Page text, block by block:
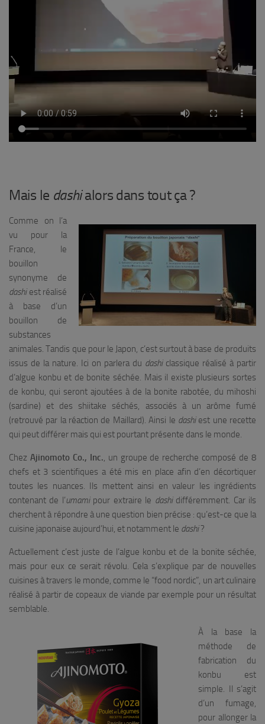
Mais le dashialors dans tout ça ?
Comme on l’a
vu pour la
France, le
bouillon
synonyme de
dashiest réalisé
à base d’un
bouillon de
substances
animales. Tandis que pour le Japon, c’est surtout à base de produits
issus de la nature. Ici on parlera du dashiclassique réalisé à partir
d’algue konbu et de bonite séchée. Mais il existe plusieurs sortes
de konbu, qui seront ajoutées à de la bonite rabotée, du mihoshi
(sardine) et des shiitake séchés, associés à un arôme fumé
(retrouvé par la réaction de Maillard). Ainsi le dashiest une recette
qui peut différer mais qui est pourtant présente dans le monde.
Chez Ajinomoto Co., Inc. , un groupe de recherche composé de 8
chefs et 3 scientifiques a été mis en place afin d’en décortiquer
toutes les nuances. Ils mettent ainsi en valeur les ingrédients
contenant de l’umamipour extraire le dashidifféremment. Car ils
cherchent à répondre à une question bien précise : qu’est-ce que la
cuisine japonaise aujourd’hui, et notamment le dashi?
Actuellement c’est juste de l’algue konbu et de la bonite séchée,
mais pour eux ce serait révolu. Cela s’explique par de nouvelles
cuisines à travers le monde, comme le “food nordic”, un art culinaire
réalisé à partir de copeaux de viande par exemple pour un résultat
semblable.
À la base la
méthode de
fabrication du
konbu est
simple. Il s’agit
d’un fumage,
pour allonger la